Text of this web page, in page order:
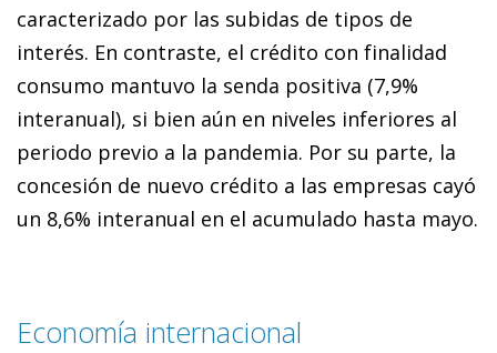
caracterizado por las subidas de tipos de
interés. En contraste, el crédito con finalidad
consumo mantuvo la senda positiva (7,9%
interanual), si bien aún en niveles inferiores al
periodo previo a la pandemia. Por su parte, la
concesión de nuevo crédito a las empresas cayó
un 8,6% interanual en el acumulado hasta mayo.
Economía internacional